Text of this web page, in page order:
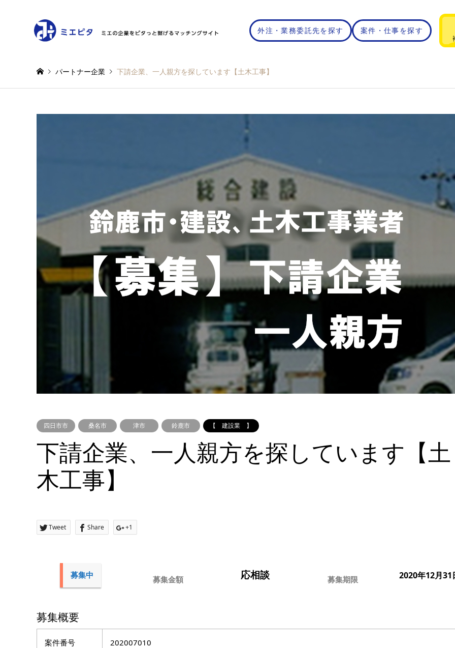
外注・業務委託先を探す 案件・仕事を探す
パートナー企業 下請企業、一人親方を探しています【土木工事】
四日市市 桑名市 津市 鈴鹿市 【 建設業 】
下請企業、一人親方を探しています【土
木工事】
Tweet Share +1
募集中 募集金額 応相談 募集期限 2020年12月31
募集概要
案件番号 202007010